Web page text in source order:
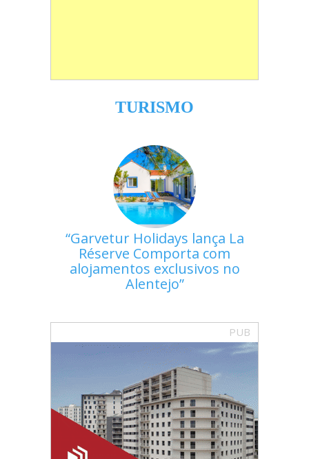
TURISMO
Garvetur Holidays lança La
Réserve Comporta com
alojamentos exclusivos no
Alentejo
PUB